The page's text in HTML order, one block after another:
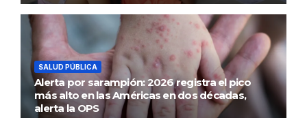
SALUD PÚBLICA
Alerta por sarampión: 2026 registra el pico
más alto en las Américas en dos décadas,
alerta la OPS